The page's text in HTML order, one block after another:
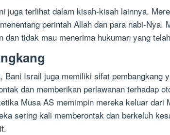
juga terlihat dalam kisah-kisah lainnya.
perintah Allah dan para nabi-Nya.
dan tidak mau menerima hukuman yang
Bani Israil juga memiliki sifat pembangkang
dan memberikan perlawanan terhadap
Musa AS memimpin mereka keluar dari
sering kali memberontak dan berkeluh